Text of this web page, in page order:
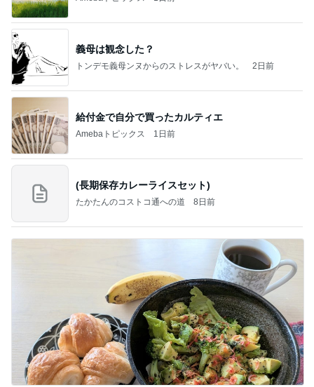
義母は観念した？
トンデモ義母ンヌからのストレスがヤバい。 2日前
給付金で自分で買ったカルティエ
Amebaトピックス 1日前
(長期保存カレーライスセット)
たかたんのコストコ通への道 8日前